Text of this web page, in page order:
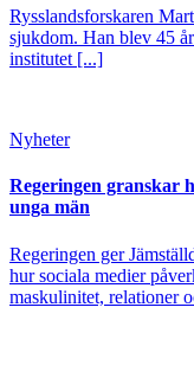
Rysslandsforskaren
sjukdom. Han blev 45
institutet [...]
Nyheter
Regeringen granskar
unga män
Regeringen ger
hur sociala medier
maskulinitet, relationer